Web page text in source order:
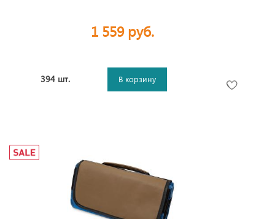
1 559 руб.
394 шт. В корзину